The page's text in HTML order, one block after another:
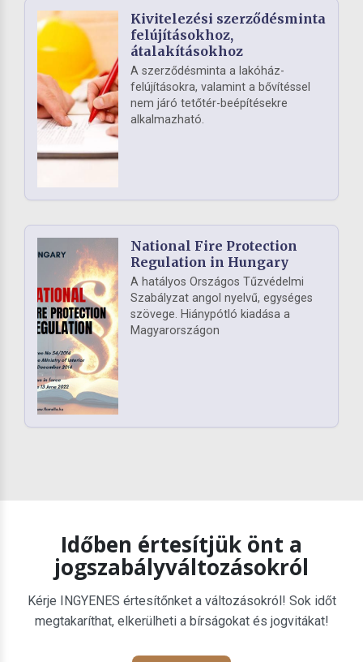
Kivitelezési szerződésminta
felújításokhoz,
átalakításokhoz
A szerződésminta a lakóház-
felújításokra, valamint a bővítéssel
nem járó tetőtér-beépítésekre
alkalmazható.
National Fire Protection
Regulation in Hungary
A hatályos Országos Tűzvédelmi
Szabályzat angol nyelvű, egységes
szövege. Hiánypótló kiadása a
Magyarországon
Időben értesítjük önt a
jogszabályváltozásokról
Kérje INGYENES értesítőnket a változásokról! Sok időt
megtakaríthat, elkerülheti a bírságokat és jogvitákat!